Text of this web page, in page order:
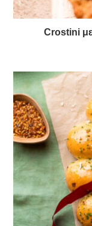
Crostini